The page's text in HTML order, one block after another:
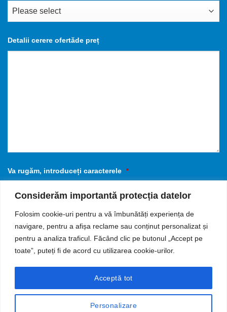
Considerăm importantă protecția datelor
Folosim cookie-uri pentru a vă îmbunătăți experiența de
navigare, pentru a afișa reclame sau conținut personalizat și
pentru a analiza traficul. Făcând clic pe butonul „Accept pe
toate”, puteți fi de acord cu utilizarea cookie-urilor.
Personalizare
Acceptă tot
Detalii cerere ofertăde preț
Va rugăm, introduceți caracterele *
Acest lucru ne ajută la prevenirea spam-urilor, vă mulțumim
SEND
This